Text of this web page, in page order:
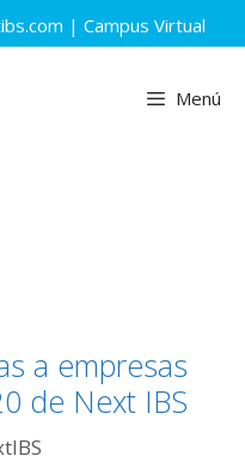
| Campus Virtual
Menú
a empresas
de Next IBS